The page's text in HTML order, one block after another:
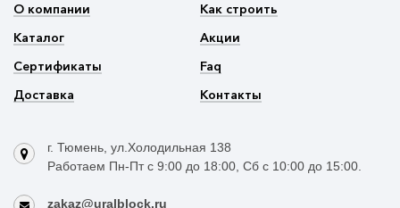
О компании
Каталог
Сертификаты
Доставка
Как строить
Акции
Faq
Контакты
г. Тюмень, ул.Холодильная 138
Работаем Пн-Пт с 9:00 до 18:00, Сб с 10:00 до 15:00.
zakaz@uralblock.ru